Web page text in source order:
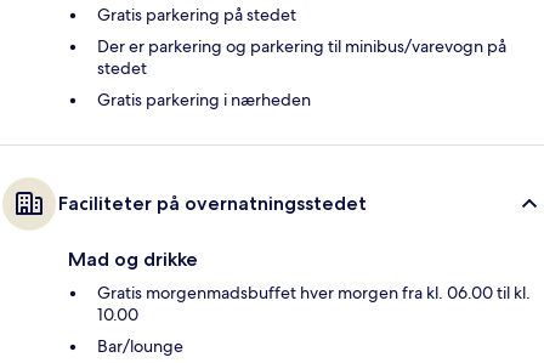
Gratis parkering på stedet
Der er parkering og parkering til minibus/varevogn på
stedet
Gratis parkering i nærheden
Faciliteter på overnatningsstedet
Mad og drikke
Gratis morgenmadsbuffet hver morgen fra kl. 06.00 til kl.
10.00
Bar/lounge